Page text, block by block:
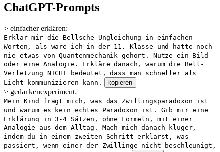
ChatGPT-Prompts
> einfacher erklären:
Erklär mir die Bellsche Ungleichung in einfachen
Worten, als wäre ich in der 11. Klasse und hätte noch
nie etwas von Quantenmechanik gehört. Nutze ein Bild
oder eine Analogie. Erkläre danach, warum die Bell-
Verletzung NICHT bedeutet, dass man schneller als
Licht kommunizieren kann.
kopieren
> gedankenexperiment:
Mein Kind fragt mich, was das Zwillingsparadoxon ist
und warum es kein echtes Paradoxon ist. Gib mir eine
Erklärung in 3-4 Sätzen, ohne Formeln, mit einer
Analogie aus dem Alltag. Mach mich danach klüger,
indem du in einem zweiten Schritt erklärst, was
passiert, wenn einer der Zwillinge nicht beschleunigt,